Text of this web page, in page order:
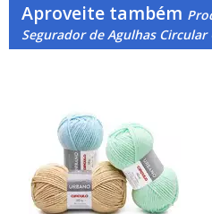
Aproveite também
Segurador de Agulhas Circular